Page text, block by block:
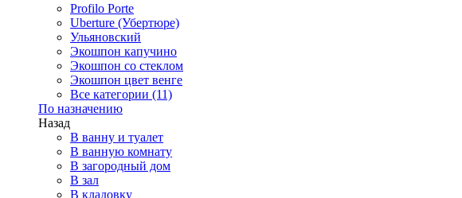
Profilo Porte
Uberture (Убертюре)
Ульяновский
Экошпон капучино
Экошпон со стеклом
Экошпон цвет венге
Все категории (11)
По назначению
Назад
В ванну и туалет
В ванную комнату
В загородный дом
В зал
В кладовку